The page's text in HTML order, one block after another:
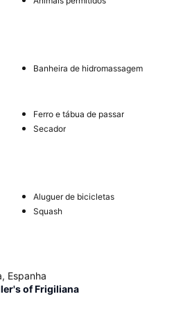
Banheira de hidromassagem
Ferro e tábua de passar
Secador
Aluguer de bicicletas
Squash
Espanha
of Frigiliana